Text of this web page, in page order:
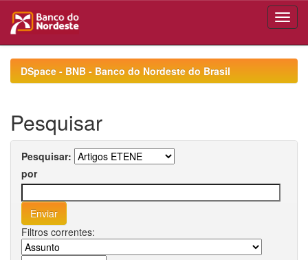
navigationDSpace - BNB - Banco do Nordeste do Brasil
Pesquisar
Pesquisar:
por
Filtros correntes: